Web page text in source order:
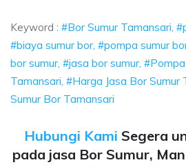
Keyword : #Bor Sumur Tamansari,
#biaya sumur bor, #pompa sumur
bor sumur, #jasa bor sumur,
Tamansari, #Harga Jasa Bor Sumur
Sumur Bor Tamansari
Hubungi Kami Segera
pada jasa Bor Sumur,